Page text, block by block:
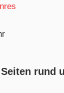
rund